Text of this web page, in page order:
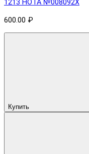
1213 HOTA №008092X
600.00 ₽
Купить